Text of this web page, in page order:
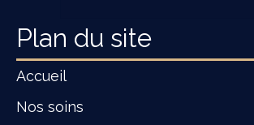
Plan du site
Accueil
Nos soins